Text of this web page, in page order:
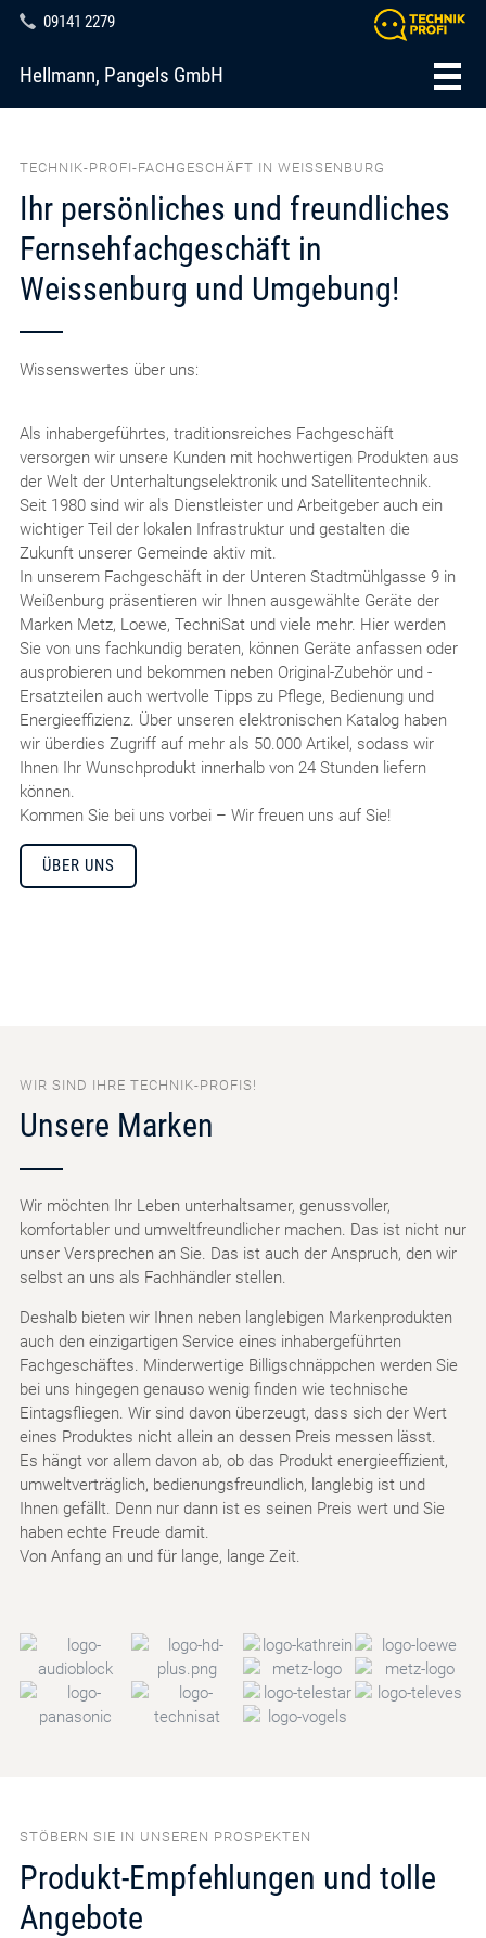
09141 2279
Hellmann, Pangels GmbH
TECHNIK-PROFI-FACHGESCHÄFT IN WEISSENBURG
Ihr persönliches und freundliches
Fernsehfachgeschäft in
Weissenburg und Umgebung!
Wissenswertes über uns:
Als inhabergeführtes, traditionsreiches Fachgeschäft
versorgen wir unsere Kunden mit hochwertigen Produkten aus
der Welt der Unterhaltungselektronik und Satellitentechnik.
Seit 1980 sind wir als Dienstleister und Arbeitgeber auch ein
wichtiger Teil der lokalen Infrastruktur und gestalten die
Zukunft unserer Gemeinde aktiv mit.
In unserem Fachgeschäft in der Unteren Stadtmühlgasse 9 in
Weißenburg präsentieren wir Ihnen ausgewählte Geräte der
Marken Metz, Loewe, TechniSat und viele mehr. Hier werden
Sie von uns fachkundig beraten, können Geräte anfassen oder
ausprobieren und bekommen neben Original-Zubehör und -
Ersatzteilen auch wertvolle Tipps zu Pflege, Bedienung und
Energieeffizienz. Über unseren elektronischen Katalog haben
wir überdies Zugriff auf mehr als 50.000 Artikel, sodass wir
Ihnen Ihr Wunschprodukt innerhalb von 24 Stunden liefern
können.
Kommen Sie bei uns vorbei – Wir freuen uns auf Sie!
ÜBER UNS
WIR SIND IHRE TECHNIK-PROFIS!
Unsere Marken
Wir möchten Ihr Leben unterhaltsamer, genussvoller,
komfortabler und umweltfreundlicher machen. Das ist nicht nur
unser Versprechen an Sie. Das ist auch der Anspruch, den wir
selbst an uns als Fachhändler stellen.
Deshalb bieten wir Ihnen neben langlebigen Markenprodukten
auch den einzigartigen Service eines inhabergeführten
Fachgeschäftes. Minderwertige Billigschnäppchen werden Sie
bei uns hingegen genauso wenig finden wie technische
Eintagsfliegen. Wir sind davon überzeugt, dass sich der Wert
eines Produktes nicht allein an dessen Preis messen lässt.
Es hängt vor allem davon ab, ob das Produkt energieeffizient,
umweltverträglich, bedienungsfreundlich, langlebig ist und
Ihnen gefällt. Denn nur dann ist es seinen Preis wert und Sie
haben echte Freude damit.
Von Anfang an und für lange, lange Zeit.
STÖBERN SIE IN UNSEREN PROSPEKTEN
Produkt-Empfehlungen und tolle
Angebote